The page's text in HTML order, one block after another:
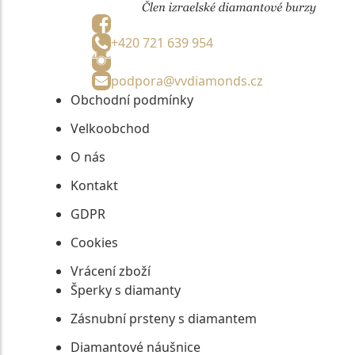
+420 721 639 954
podpora@vvdiamonds.cz
Obchodní podmínky
Velkoobchod
O nás
Kontakt
GDPR
Cookies
Vrácení zboží
Šperky s diamanty
Zásnubní prsteny s diamantem
Diamantové náušnice